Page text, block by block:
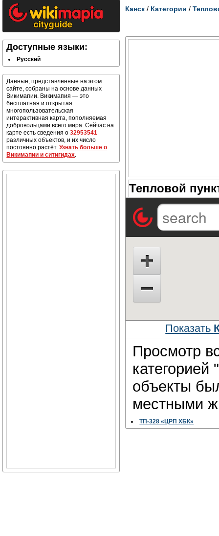
Доступные языки:
Русский
Данные, представленные на этом
сайте, собраны на основе данных
Викимапии. Викимапия — это
бесплатная и открытая
многопользовательская
интерактивная карта, пополняемая
добровольцами всего мира. Сейчас на
карте есть сведения о32953541
различных объектов, и их число
постоянно растёт.Узнать больше о
Викимапии и ситигидах.
Канск / Категории /
Тепловой
Показать
Просмотр
объекты
местными
ТП-328 «ЦРП ХБК»